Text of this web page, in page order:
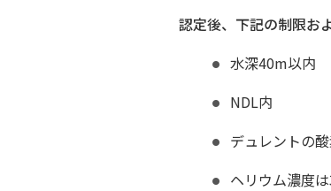
認定後、下記の制限お
水深40m以内
NDL内
デュレントの
ヘリウム濃度